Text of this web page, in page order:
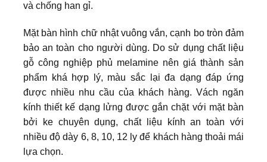
và chống han gỉ.
Mặt bàn hình chữ nhật vuông vắn, cạnh bo tròn đảm
bảo an toàn cho người dùng. Do sử dụng chất liệu
gỗ công nghiệp phủ melamine nên giá thành sản
phẩm khá hợp lý, màu sắc lại đa dạng đáp ứng
được nhiều nhu cầu của khách hàng. Vách ngăn
kính thiết kế dạng lửng được gắn chặt với mặt bàn
bởi ke chuyên dụng, chất liệu kính an toàn với
nhiều độ dày 6, 8, 10, 12 ly để khách hàng thoải mái
lựa chọn.